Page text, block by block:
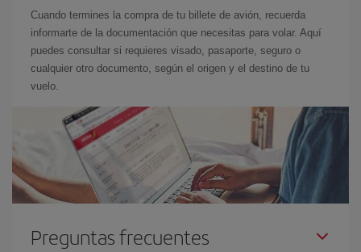
Cuando termines la compra de tu billete de avión, recuerda
informarte de la documentación que necesitas para volar. Aquí
puedes consultar si requieres visado, pasaporte, seguro o
cualquier otro documento, según el origen y el destino de tu
vuelo.
Preguntas frecuentes